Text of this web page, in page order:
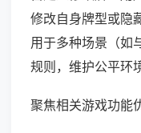
修改自身牌型或隐
用于多种场景（如
规则，维护公平环
聚焦相关游戏功能